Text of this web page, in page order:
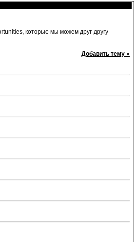
которые мы можем друг-другу
Добавить тему »